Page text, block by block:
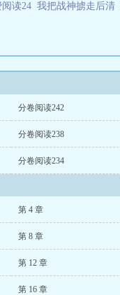
读24 我把战神掳走后清
分卷阅读242
分卷阅读238
分卷阅读234
第 4 章
第 8 章
第 12 章
第 16 章